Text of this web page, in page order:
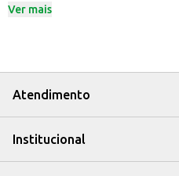
busca uma bebida com sabor cítrico
comerciais.
Uma ótima opção para eventos e
Com o Refrigerante Sprite Fresh
Ver mais
Atendimento
Institucional